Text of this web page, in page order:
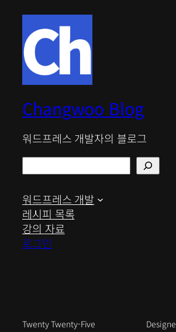
Changwoo Blog
워드프레스 개발자의 블로그
색
워드프레스 개발
레시피 목록
강의 자료
로그인
Twenty Twenty-Five